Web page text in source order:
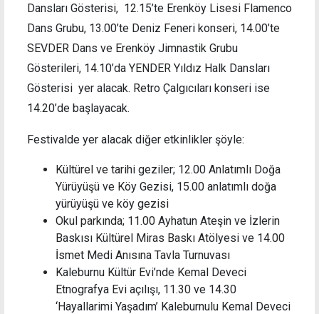
Dansları Gösterisi, 12.15’te Erenköy Lisesi Flamenco
Dans Grubu, 13.00’te Deniz Feneri konseri, 14.00’te
SEVDER Dans ve Erenköy Jimnastik Grubu
Gösterileri, 14.10’da YENDER Yıldız Halk Dansları
Gösterisi yer alacak. Retro Çalgıcıları konseri ise
14.20’de başlayacak.
Festivalde yer alacak diğer etkinlikler şöyle:
Kültürel ve tarihi geziler; 12.00 Anlatımlı Doğa
Yürüyüşü ve Köy Gezisi, 15.00 anlatımlı doğa
yürüyüşü ve köy gezisi
Okul parkında; 11.00 Ayhatun Ateşin ve İzlerin
Baskısı Kültürel Miras Baskı Atölyesi ve 14.00
İsmet Medi Anısına Tavla Turnuvası
Kaleburnu Kültür Evi’nde Kemal Deveci
Etnografya Evi açılışı, 11.30 ve 14.30
‘Hayallarimi Yaşadım’ Kaleburnulu Kemal Deveci